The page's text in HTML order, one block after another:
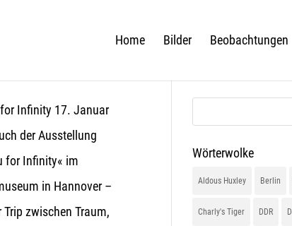
Home Bilder Beobachtungen
Infinity 17. Januar
der Ausstellung
for Infinity« im
in Hannover –
Trip zwischen Traum,
Wörterwolke
Aldous Huxley Berlin
Charly's Tiger DDR